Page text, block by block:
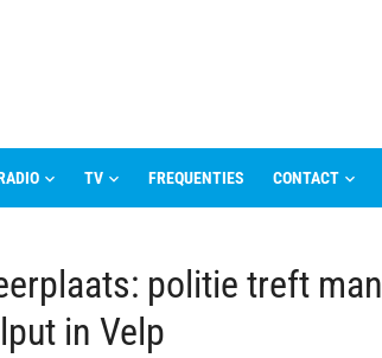
TV FREQUENTIES CONTACT
politie treft man
in Velp